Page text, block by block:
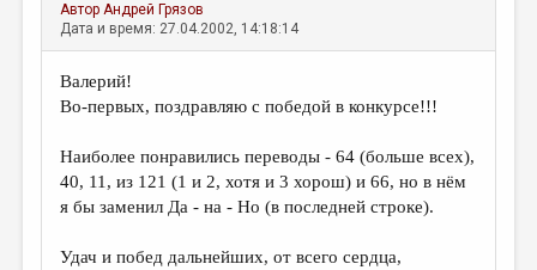
АвторАндрей Грязов
Дата и время: 27.04.2002, 14:18:14
Валерий!
Во-первых, поздравляю с победой в конкурсе!!!
Наиболее понравились переводы - 64 (больше всех),
40, 11, из 121 (1 и 2, хотя и 3 хорош) и 66, но в нём
я бы заменил Да - на - Но (в последней строке).
Удач и побед дальнейших, от всего сердца,